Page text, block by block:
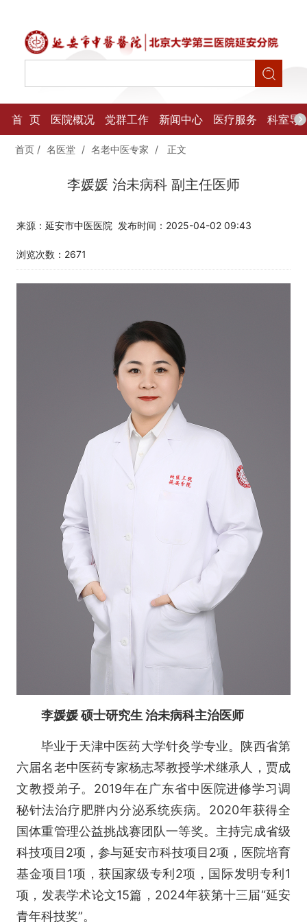
首 页 医院概况 党群工作 新闻中心 医疗服务 科室导
首页 / 名医堂 / 名老中医专家 / 正文
李媛媛 治未病科 副主任医师
来源：延安市中医医院 发布时间：2025-04-02 09:43
浏览次数： 2671
李媛媛硕士研究生 治未病科主治医师
毕业于天津中医药大学针灸学专业。陕西省第
六届名老中医药专家杨志琴教授学术继承人，贾成
文教授弟子。2019年在广东省中医院进修学习调
秘针法治疗肥胖内分泌系统疾病。2020年获得全
国体重管理公益挑战赛团队一等奖。主持完成省级
科技项目2项，参与延安市科技项目2项，医院培育
基金项目1项，获国家级专利2项，国际发明专利1
项，发表学术论文15篇，2024年获第十三届“延安
青年科技奖”。